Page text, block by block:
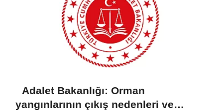
Adalet Bakanlığı: Orman
yangınlarının çıkış nedenleri ve